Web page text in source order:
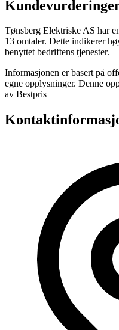
Tønsberg Elektriske AS har
13 omtaler. Dette indikerer
benyttet bedriftens tjenester.
Informasjonen er basert på
egne opplysninger. Denne
av Bestpris